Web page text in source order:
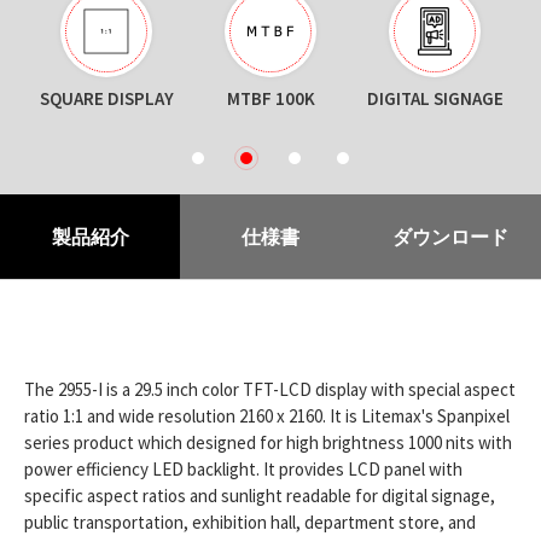
SQUARE DISPLAY MTBF 100K DIGITAL SIGNAGE
2
製品紹介 仕様書 ダウンロード
The 2955-I is a 29.5 inch color TFT-LCD display with special aspect
ratio 1:1 and wide resolution 2160 x 2160. It is Litemax's Spanpixel
series product which designed for high brightness 1000 nits with
power efficiency LED backlight. It provides LCD panel with
specific aspect ratios and sunlight readable for digital signage,
public transportation, exhibition hall, department store, and